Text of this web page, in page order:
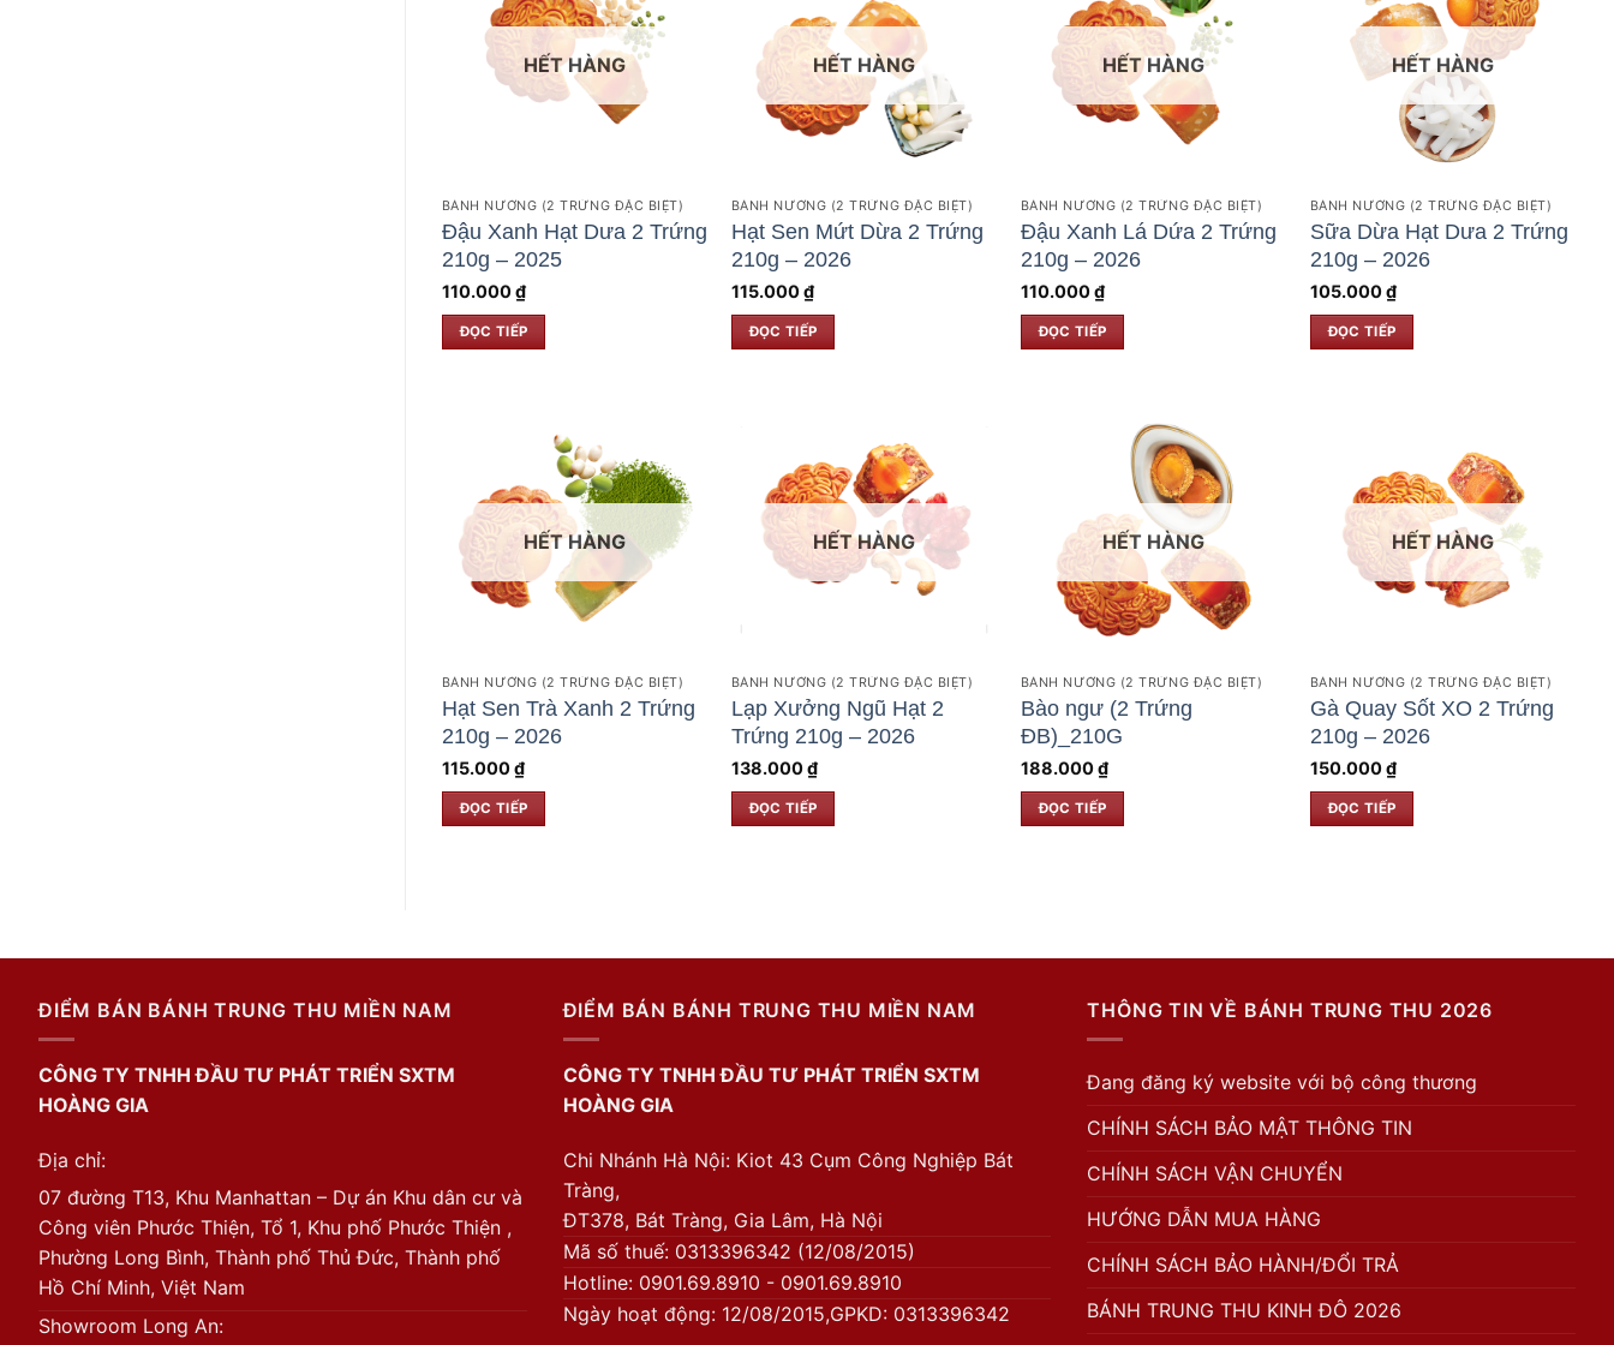
HẾT HÀNG
BÁNH NƯỚNG (2 TRỨNG ĐẶC BIỆT)
Đậu Xanh Hạt Dưa 2 Trứng
210g – 2025
110.000₫
ĐỌC TIẾP
HẾT HÀNG
BÁNH NƯỚNG (2 TRỨNG ĐẶC BIỆT)
Hạt Sen Mứt Dừa 2 Trứng
210g – 2026
115.000₫
ĐỌC TIẾP
HẾT HÀNG
BÁNH NƯỚNG (2 TRỨNG ĐẶC BIỆT)
Đậu Xanh Lá Dứa 2 Trứng
210g – 2026
110.000₫
ĐỌC TIẾP
HẾT HÀNG
BÁNH NƯỚNG (2 TRỨNG ĐẶC BIỆT)
Sữa Dừa Hạt Dưa 2 Trứng
210g – 2026
105.000₫
ĐỌC TIẾP
HẾT HÀNG
BÁNH NƯỚNG (2 TRỨNG ĐẶC BIỆT)
Hạt Sen Trà Xanh 2 Trứng
210g – 2026
115.000₫
ĐỌC TIẾP
HẾT HÀNG
BÁNH NƯỚNG (2 TRỨNG ĐẶC BIỆT)
Lạp Xưởng Ngũ Hạt 2
Trứng 210g – 2026
138.000₫
ĐỌC TIẾP
HẾT HÀNG
BÁNH NƯỚNG (2 TRỨNG ĐẶC BIỆT)
Bào ngư (2 Trứng
ĐB)_210G
188.000₫
ĐỌC TIẾP
HẾT HÀNG
BÁNH NƯỚNG (2 TRỨNG ĐẶC BIỆT)
Gà Quay Sốt XO 2 Trứng
210g – 2026
150.000₫
ĐỌC TIẾP
ĐIỂM BÁN BÁNH TRUNG THU MIỀN NAM
CÔNG TY TNHH ĐẦU TƯ PHÁT TRIỂN SXTM
HOÀNG GIA
Địa chỉ:
07 đường T13, Khu Manhattan – Dự án Khu dân cư và
Công viên Phước Thiện, Tổ 1, Khu phố Phước Thiện ,
Phường Long Bình, Thành phố Thủ Đức, Thành phố
Hồ Chí Minh, Việt Nam
Showroom Long An:
ĐIỂM BÁN BÁNH TRUNG THU MIỀN NAM
CÔNG TY TNHH ĐẦU TƯ PHÁT TRIỂN SXTM
HOÀNG GIA
Chi Nhánh Hà Nội: Kiot 43 Cụm Công Nghiệp Bát
Tràng,
ĐT378, Bát Tràng, Gia Lâm, Hà Nội
Mã số thuế: 0313396342 (12/08/2015)
Hotline: 0901.69.8910 - 0901.69.8910
Ngày hoạt động: 12/08/2015,GPKD: 0313396342
THÔNG TIN VỀ BÁNH TRUNG THU 2026
Đang đăng ký website với bộ công thương
CHÍNH SÁCH BẢO MẬT THÔNG TIN
CHÍNH SÁCH VẬN CHUYỂN
HƯỚNG DẪN MUA HÀNG
CHÍNH SÁCH BẢO HÀNH/ĐỔI TRẢ
BÁNH TRUNG THU KINH ĐÔ 2026